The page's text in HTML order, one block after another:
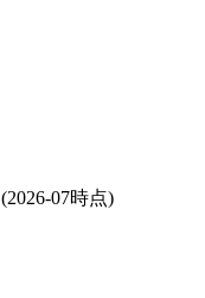
(2026-07時点)